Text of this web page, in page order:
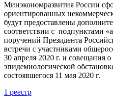
Минэкономразвития России
ориентированных
будут предоставлены
соответствии с подпунктами
поручений Президента
встречи с участниками
30 апреля 2020 г. и совещания
эпидемиологической
состоявшегося 11 мая 2020 г.
1 реестр